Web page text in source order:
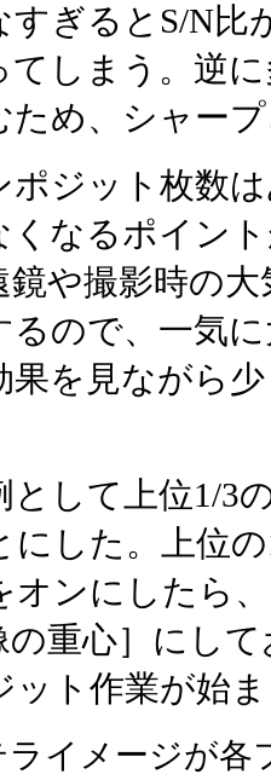
すぎるとS/N比
てしまう。逆
ため、シャー
ジット枚数
くなるポイン
鏡や撮影時の
るので、一気
果を見ながら
して上位1/3
にした。上位
オンにしたら
の重心］にし
ット作業が始
ライメージが各